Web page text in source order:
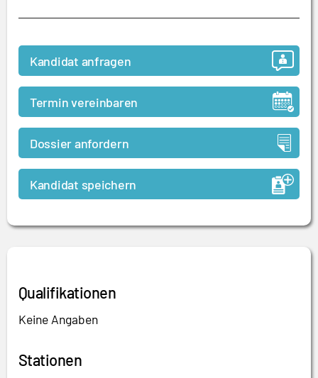
Kandidat anfragen
Termin vereinbaren
Dossier anfordern
Kandidat speichern
Qualifikationen
Keine Angaben
Stationen